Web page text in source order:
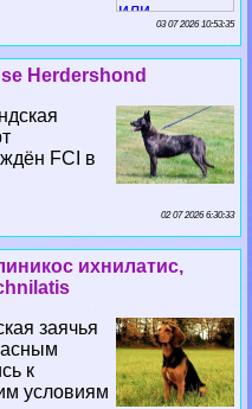
03 07 2026 10:53:35
Herdershond
FCI в
02 07 2026 6:30:33
ихнилатис,
заячья
к
условиям